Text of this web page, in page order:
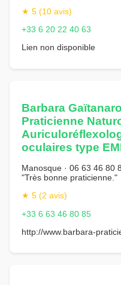
★ 5 (10 avis)
+33 6 20 22 40 63
Lien non disponible
Barbara
Praticienne
oculaires type
Manosque · 06 63 46 80
"Très bonne praticienne."
★ 5 (2 avis)
+33 6 63 46 80 85
http://www.barbara-